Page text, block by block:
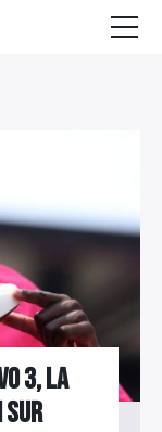
3, la
sur